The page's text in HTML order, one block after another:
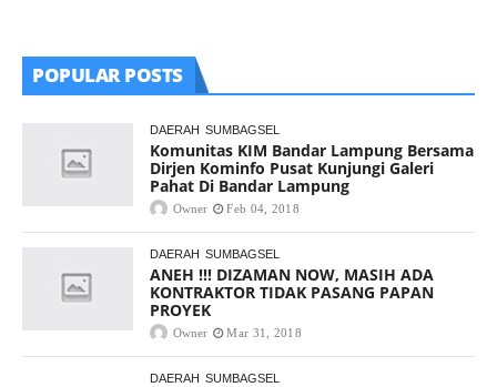
POPULAR POSTS
DAERAH SUMBAGSEL
Komunitas KIM Bandar Lampung Bersama
Dirjen Kominfo Pusat Kunjungi Galeri
Pahat Di Bandar Lampung
Owner Feb 04, 2018
DAERAH SUMBAGSEL
ANEH !!! DIZAMAN NOW, MASIH ADA
KONTRAKTOR TIDAK PASANG PAPAN
PROYEK
Owner Mar 31, 2018
DAERAH SUMBAGSEL